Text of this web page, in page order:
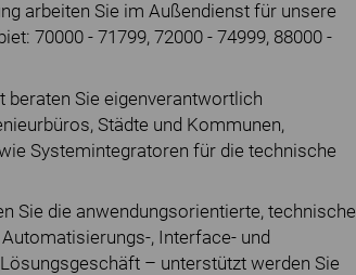
arbeiten Sie im Außendienst für unsere
70000 - 71799, 72000 - 74999, 88000 -
beraten Sie eigenverantwortlich
Städte und Kommunen,
Systemintegratoren für die technische
Sie die anwendungsorientierte, technische
, Interface- und
– unterstützt werden Sie